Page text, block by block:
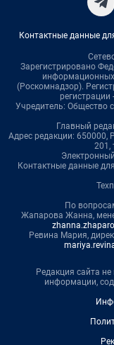
Контактные данные
Зарегистрировано
(Роскомнадзор).
Учредитель: Общество
Главный
Адрес редакции: 650000,
201,
Контактные данные
По
Жапарова Жанна,
Ревина Мария,
Редакция сайта не
информации,